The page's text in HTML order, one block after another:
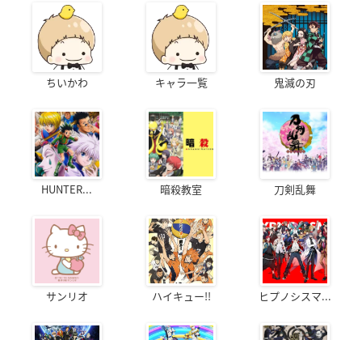
ちいかわ キャラ一覧 鬼滅の刃
HUNTER... 暗殺教室 刀剣乱舞
サンリオ ハイキュー!! ヒプノシスマ...